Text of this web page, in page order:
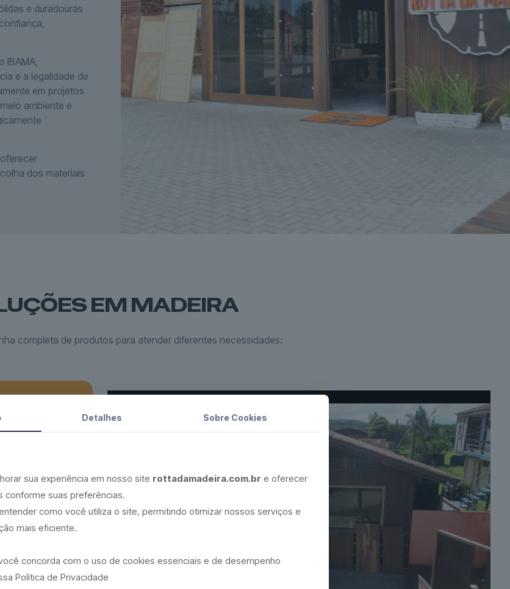
e duradouras
e a legalidade de
em projetos
ambiente e
dos materiais
EM MADEIRA
completa de produtos para atender diferentes necessidades:
Detalhes Sobre Cookies
sua experiência em nosso site rottadamadeira.com.br e oferecer
conforme suas preferências.
como você utiliza o site, permitindo otimizar nossos serviços e
mais eficiente.
concorda com o uso de cookies essenciais e de desempenho
Política de Privacidade